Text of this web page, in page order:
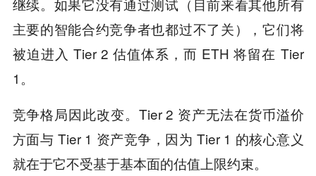
主要的智能合约竞争者也都过不了关），它们将
被迫进入 Tier 2 估值体系，而 ETH 将留在 Tier
1。
竞争格局因此改变。Tier 2 资产无法在货币溢价
方面与 Tier 1 资产竞争，因为 Tier 1 的核心意义
就在于它不受基于基本面的估值上限约束。